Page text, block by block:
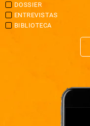
DOSSIER
ENTREVISTAS
BIBLIOTECA